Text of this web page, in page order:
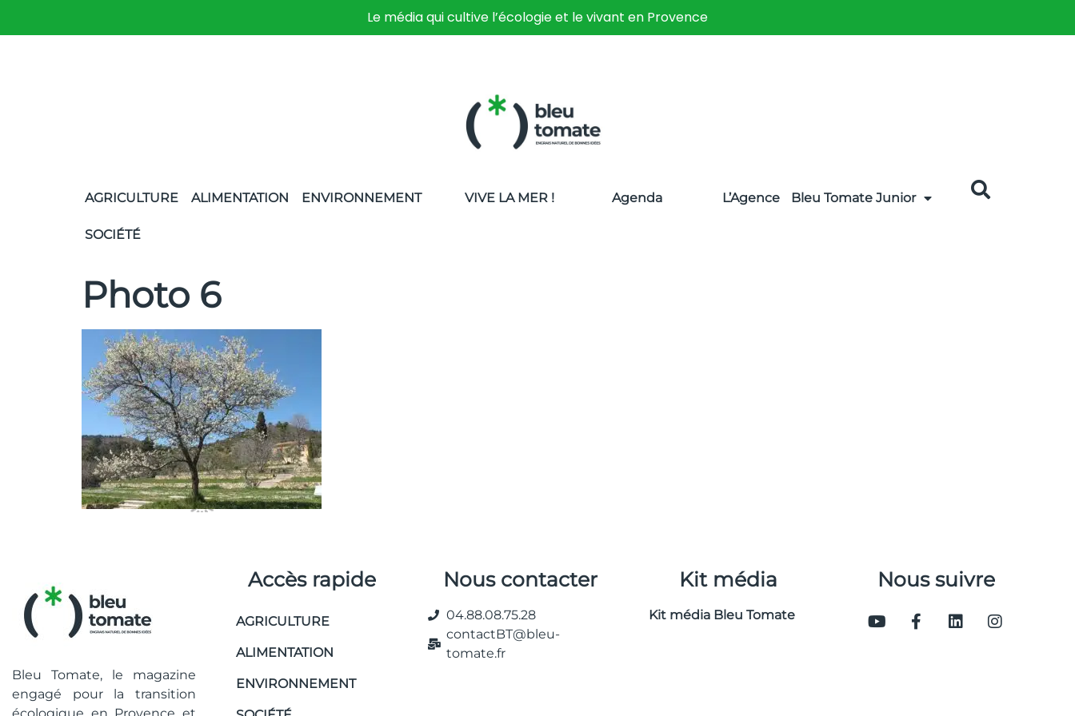
Le média qui cultive l’écologie et le vivant en Provence
AGRICULTURE ALIMENTATION ENVIRONNEMENT
SOCIÉTÉ
VIVE LA MER ! Agenda L’Agence Bleu Tomate Junior
Photo 6
Bleu Tomate, le magazine
engagé pour la transition
Accès rapide
AGRICULTURE
ALIMENTATION
ENVIRONNEMENT
Nous contacter
04.88.08.75.28
contactBT@bleu-
tomate.fr
Kit média
Kit média Bleu Tomate
Nous suivre